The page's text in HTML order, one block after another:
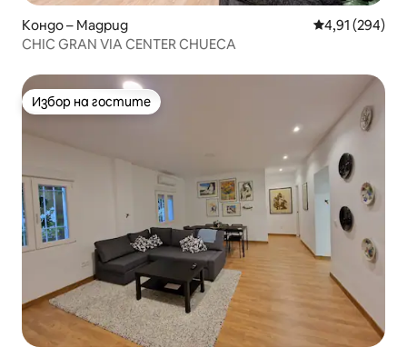
Кондо – Мадрид Средна
4,91 (294)
CHIC GRAN VIA CENTER CHUECA
Избор на гостите
Избор на гостите